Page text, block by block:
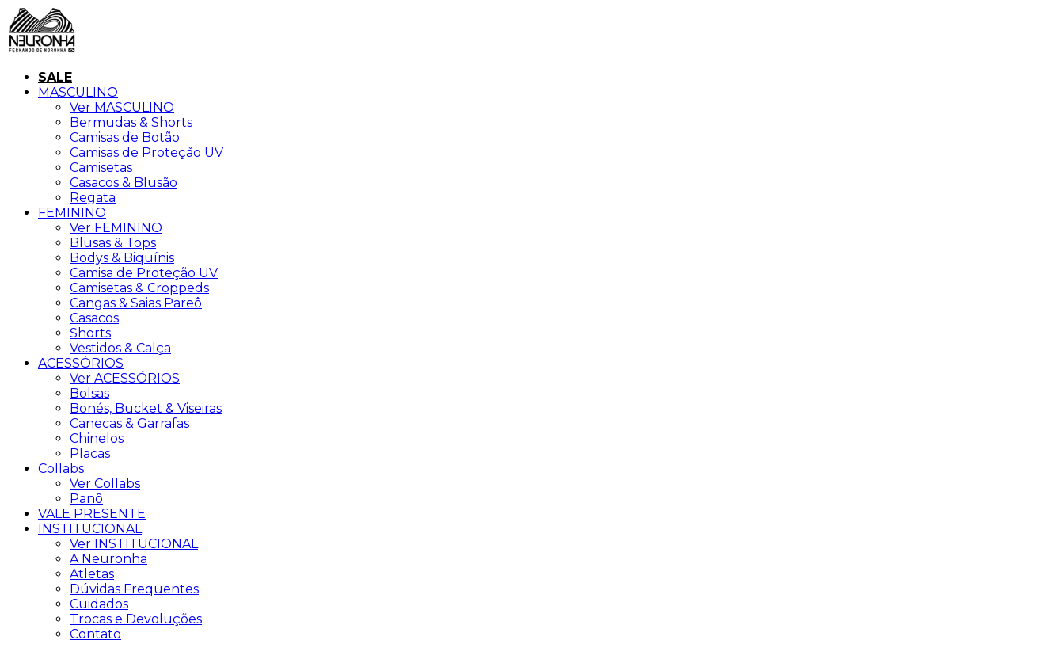
SALE
MASCULINO
Ver MASCULINO
Bermudas & Shorts
Camisas de Botão
Camisas de Proteção UV
Camisetas
Casacos & Blusão
Regata
FEMININO
Ver FEMININO
Blusas & Tops
Bodys & Biquínis
Camisa de Proteção UV
Camisetas & Croppeds
Cangas & Saias Pareô
Casacos
Shorts
Vestidos & Calça
ACESSÓRIOS
Ver ACESSÓRIOS
Bolsas
Bonés, Bucket & Viseiras
Canecas & Garrafas
Chinelos
Placas
Collabs
Ver Collabs
Panô
VALE PRESENTE
INSTITUCIONAL
Ver INSTITUCIONAL
A Neuronha
Atletas
Dúvidas Frequentes
Cuidados
Trocas e Devoluções
Contato